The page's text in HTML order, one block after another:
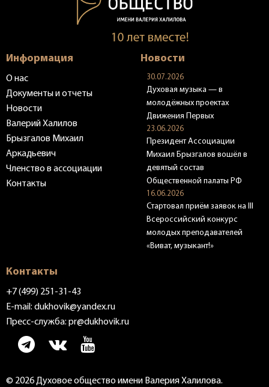
Информация
О нас
Документы и отчеты
Новости
Валерий Халилов
Брызгалов Михаил
Аркадьевич
Членство в ассоциации
Контакты
Новости
30.07.2026
Духовая музыка — в
молодёжных проектах
Движения Первых
23.06.2026
Президент Ассоциации
Михаил Брызгалов вошёл в
девятый состав
Общественной палаты РФ
16.06.2026
Стартовал приём заявок на III
Всероссийский конкурс
молодых преподавателей
«Виват, музыкант!»
Контакты
+7 (499) 251-31-43
E-mail: dukhovik@yandex.ru
Пресс-служба: pr@dukhovik.ru
© 2026 Духовое общество имени Валерия Халилова.